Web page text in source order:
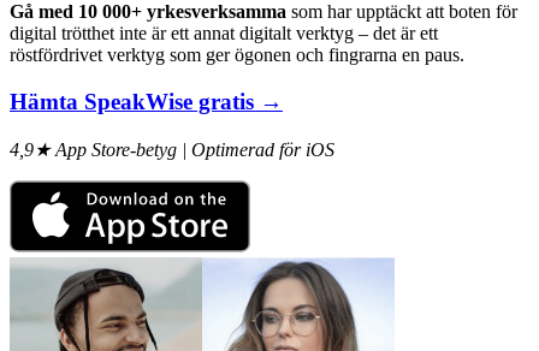
Gå med 10 000+ yrkesverksamma som har upptäckt att boten för
digital trötthet inte är ett annat digitalt verktyg – det är ett
röstfördrivet verktyg som ger ögonen och fingrarna en paus.
Hämta SpeakWise gratis →
4,9★ App Store-betyg | Optimerad för iOS